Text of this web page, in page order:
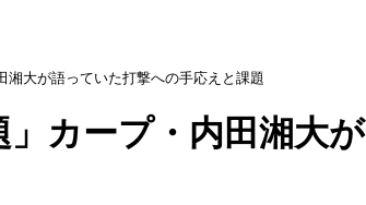
湘大が語っていた打撃への手応えと課題
」カープ・内田湘大が